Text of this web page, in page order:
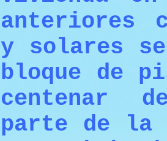
anteriores
y solares
bloque de
centenar
parte de la